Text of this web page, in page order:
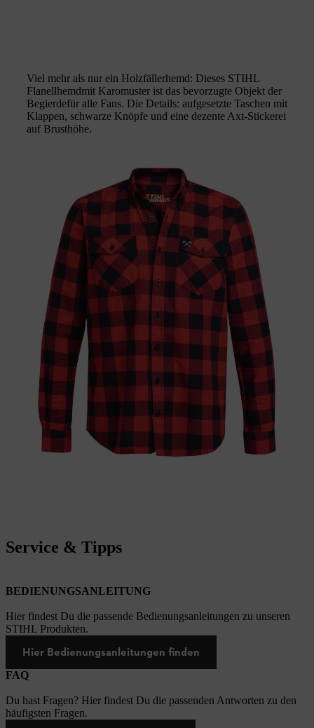
Viel mehr als nur ein Holzfällerhemd: Dieses STIHL
Flanellhemdmit Karomuster ist das bevorzugte Objekt der
Begierdefür alle Fans. Die Details: aufgesetzte Taschen mit
Klappen, schwarze Knöpfe und eine dezente Axt-Stickerei
auf Brusthöhe.
Service & Tipps
BEDIENUNGSANLEITUNG
Hier findest Du die passende Bedienungsanleitungen zu unseren
STIHL Produkten.
Hier Bedienungsanleitungen finden
FAQ
Du hast Fragen? Hier findest Du die passenden Antworten zu den
häufigsten Fragen.